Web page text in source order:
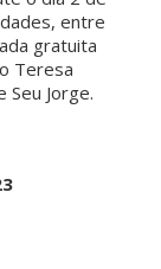
entre
gratuita
Teresa
Seu Jorge.